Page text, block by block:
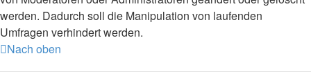
werden. Dadurch soll die Manipulation von laufenden
Umfragen verhindert werden.
Nach oben